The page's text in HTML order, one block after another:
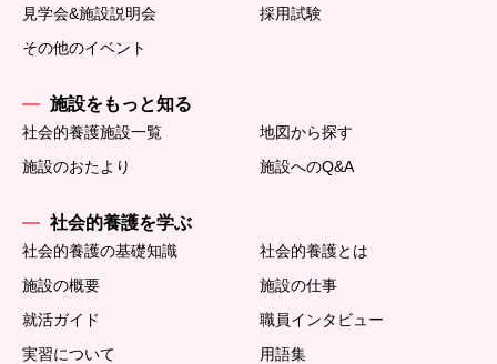
見学会&施設説明会
採用試験
その他のイベント
施設をもっと知る
社会的養護施設一覧
地図から探す
施設のおたより
施設へのQ&A
社会的養護を学ぶ
社会的養護の基礎知識
社会的養護とは
施設の概要
施設の仕事
就活ガイド
職員インタビュー
実習について
用語集